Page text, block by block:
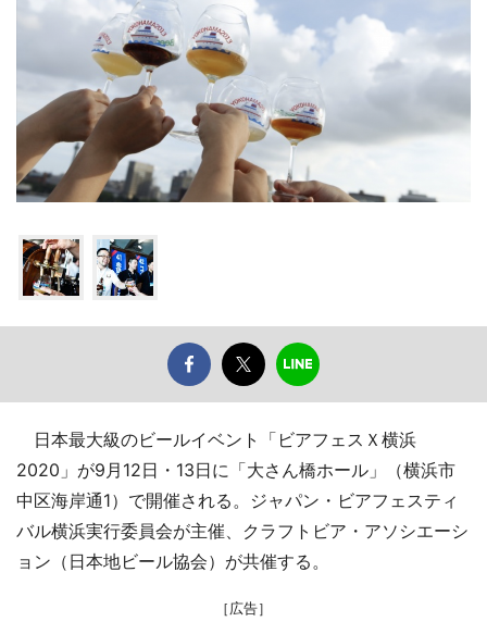
日本最大級のビールイベント「ビアフェスＸ横浜
2020」が9月12日・13日に「大さん橋ホール」（横浜市
中区海岸通1）で開催される。ジャパン・ビアフェスティ
バル横浜実行委員会が主催、クラフトビア・アソシエーシ
ョン（日本地ビール協会）が共催する。
［広告］